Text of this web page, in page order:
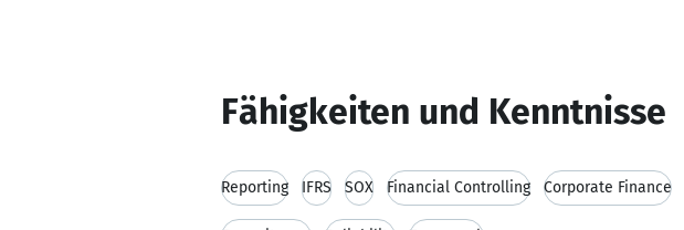
Fähigkeiten und Kenntnisse
Reporting IFRS SOX Financial Controlling Corporate Finance